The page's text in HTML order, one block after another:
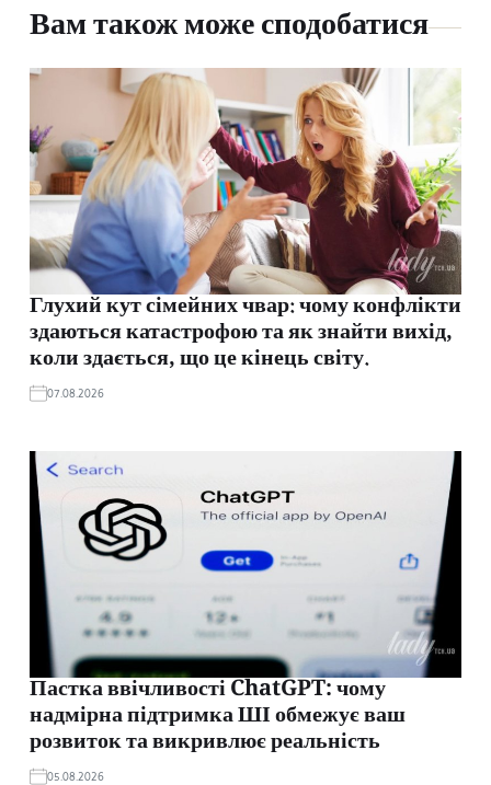
Вам також може сподобатися
Глухий кут сімейних чвар: чому конфлікти
здаються катастрофою та як знайти вихід,
коли здається, що це кінець світу.
07.08.2026
Пастка ввічливості ChatGPT: чому
надмірна підтримка ШІ обмежує ваш
розвиток та викривлює реальність
05.08.2026